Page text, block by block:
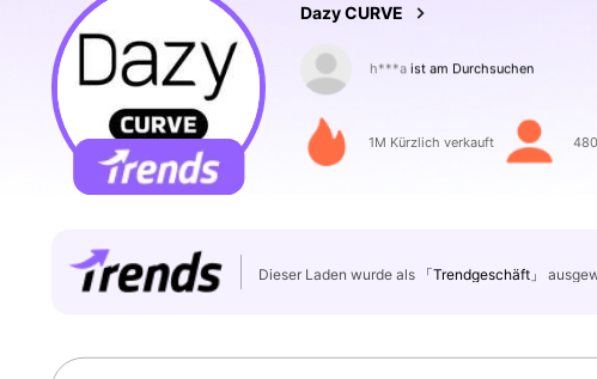
Dazy CURVE
4,80
1M Kürzlich verkauft
Dieser Laden wurde als 「Trendgeschäft」